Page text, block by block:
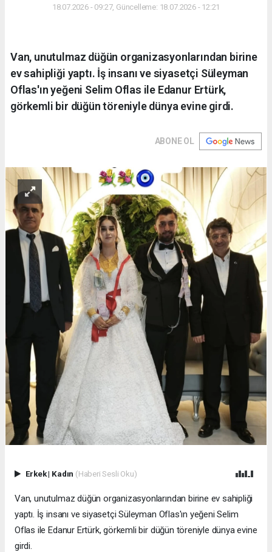
18.07.2026 - 09:27, Güncelleme: 18.07.2026 - 12:21
Van, unutulmaz düğün organizasyonlarından birine
ev sahipliği yaptı. İş insanı ve siyasetçi Süleyman
Oflas'ın yeğeni Selim Oflas ile Edanur Ertürk,
görkemli bir düğün töreniyle dünya evine girdi.
ABONE OL
Erkek| Kadın (Haberi Sesli Oku)
Van, unutulmaz düğün organizasyonlarından birine ev sahipliği
yaptı. İş insanı ve siyasetçi Süleyman Oflas'ın yeğeni Selim
Oflas ile Edanur Ertürk, görkemli bir düğün töreniyle dünya evine
girdi.